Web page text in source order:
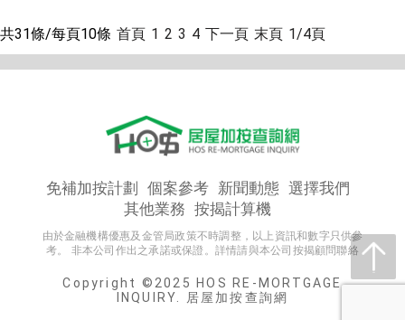
共31條/每頁10條 首頁 1 2 3 4 下一頁 末頁 1/4頁
免補加按計劃 個案參考 新聞動態 選擇我們
其他業務 按揭計算機
由於金融機構優惠及金管局政策不時調整，以上資訊和數字只供參
考。 非本公司作出之承諾或保證。詳情請與本公司按揭顧問聯絡
Copyright ©2025 HOS RE-MORTGAGE
INQUIRY. 居屋加按查詢網